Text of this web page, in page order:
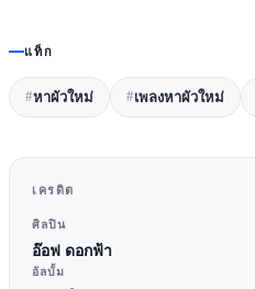
แท็ก
#หาผัวใหม่ #เพลงหาผัวใหม่
เครดิต
ศิลปิน
อ๊อฟ ดอกฟ้า
อัลบั้ม